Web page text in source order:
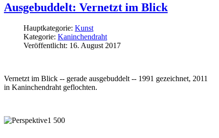
Ausgebuddelt: Vernetzt im Blick
Hauptkategorie: Kunst
Kategorie: Kaninchendraht
Veröffentlicht: 16. August 2017
Vernetzt im Blick -- gerade ausgebuddelt -- 1991 gezeichnet, 2011
in Kaninchendraht geflochten.